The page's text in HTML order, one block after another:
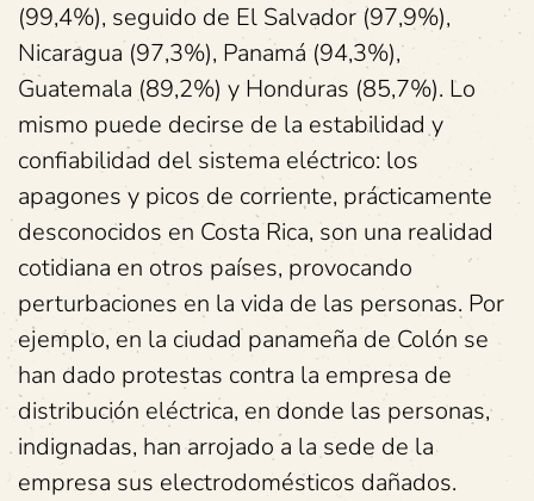
(99,4%), seguido de El Salvador (97,9%),
Nicaragua (97,3%), Panamá (94,3%),
Guatemala (89,2%) y Honduras (85,7%). Lo
mismo puede decirse de la estabilidad y
confiabilidad del sistema eléctrico: los
apagones y picos de corriente, prácticamente
desconocidos en Costa Rica, son una realidad
cotidiana en otros países, provocando
perturbaciones en la vida de las personas. Por
ejemplo, en la ciudad panameña de Colón se
han dado protestas contra la empresa de
distribución eléctrica, en donde las personas,
indignadas, han arrojado a la sede de la
empresa sus electrodomésticos dañados.